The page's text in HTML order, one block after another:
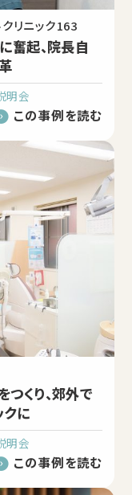
リニック163
奮起、院長自
明会
この事例を読む
くり、郊外で
に
明会
この事例を読む